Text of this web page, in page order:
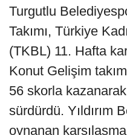
Turgutlu
Takımı, Türkiye
(TKBL) 11. Hafta
Konut Gelişim
56 skorla
sürdürdü. Yıldırım
oynanan